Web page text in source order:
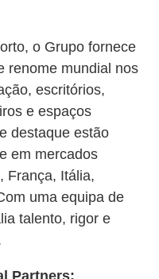
o Grupo fornece
renome mundial nos
escritórios,
e espaços
destaque estão
em mercados
França, Itália,
uma equipa de
talento, rigor e
Partners: